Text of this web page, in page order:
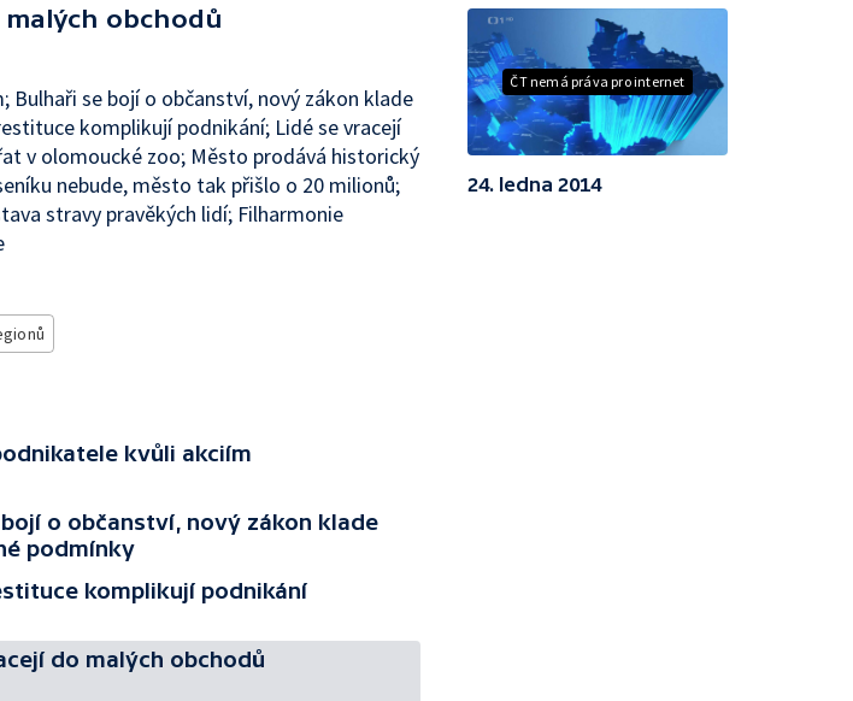
malých obchodů
Bulhaři se bojí o občanství, nový zákon klade
komplikují podnikání; Lidé se vracejí
v olomoucké zoo; Město prodává historický
nebude, město tak přišlo o 20 milionů;
stravy pravěkých lidí; Filharmonie
kvůli akciím
o občanství, nový zákon klade
podmínky
komplikují podnikání
do malých obchodů
ČT nemá práva pro internet
24. ledna 2014